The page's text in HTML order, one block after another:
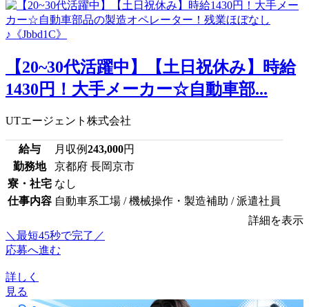
【20~30代活躍中】【土日祝休み】時給
1430円！大手メーカー☆自動車部...
UTエージェント株式会社
給与 月収例243,000円
勤務地
京都府 長岡京市
寮・社宅 なし
仕事内容 自動車系工場 / 機械操作・製造補助 / 派遣社員
詳細を表示
＼最短45秒で完了／
応募へ進む
詳しく
見る